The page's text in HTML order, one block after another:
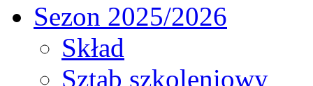
Sezon 2025/2026
Skład
Sztab szkoleniowy